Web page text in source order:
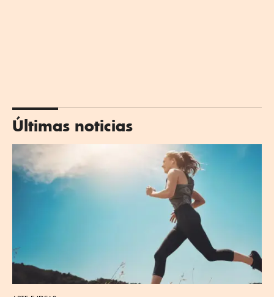
Últimas noticias